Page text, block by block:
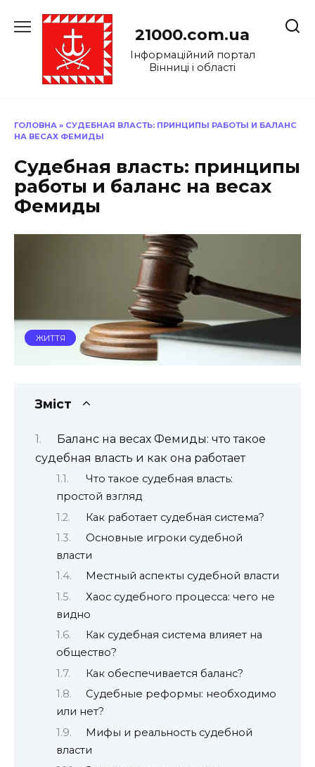
до
21000.com.ua
Інформаційний портал
Вінниці і області
ГОЛОВНА » СУДЕБНАЯ ВЛАСТЬ: ПРИНЦИПЫ РАБОТЫ И БАЛАНС
НА ВЕСАХ ФЕМИДЫ
Судебная власть: принципы
работы и баланс на весах
Фемиды
ЖИТТЯ
Зміст
Баланс на весах Фемиды: что такое
судебная власть и как она работает
Что такое судебная власть:
простой взгляд
Как работает судебная система?
Основные игроки судебной
власти
Местный аспекты судебной власти
Хаос судебного процесса: чего не
видно
Как судебная система влияет на
общество?
Как обеспечивается баланс?
Судебные реформы: необходимо
или нет?
Мифы и реальность судебной
власти